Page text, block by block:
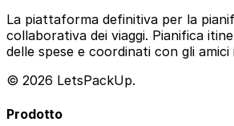
La piattaforma definitiva per la
collaborativa dei viaggi. Pianifica
delle spese e coordinati con gli
© 2026 LetsPackUp.
Prodotto